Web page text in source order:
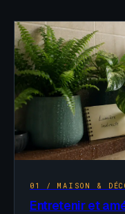
01 / MAISON &
Entretenir et